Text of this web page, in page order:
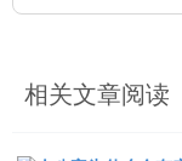
本文： 批八字月柱是什
相关文章阅读